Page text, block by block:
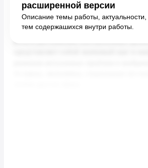
расширенной версии
Описание темы работы, актуальности,
тем содержашихся внутри работы.